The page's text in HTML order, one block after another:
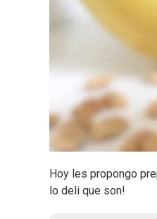
Hoy les propongo
lo deli que son!